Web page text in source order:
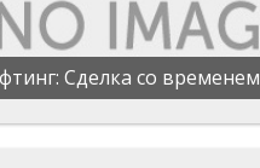
Сделка со временем